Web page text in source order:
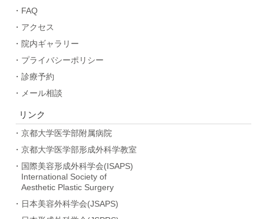
・FAQ
・アクセス
・院内ギャラリー
・プライバシーポリシー
・診療予約
・メール相談
リンク
・京都大学医学部附属病院
・京都大学医学部形成外科学教室
・国際美容形成外科学会(ISAPS)
International Society of
Aesthetic Plastic Surgery
・日本美容外科学会(JSAPS)